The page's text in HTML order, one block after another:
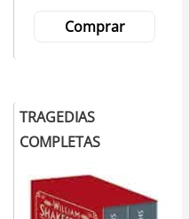
Comprar
TRAGEDIAS
COMPLETAS